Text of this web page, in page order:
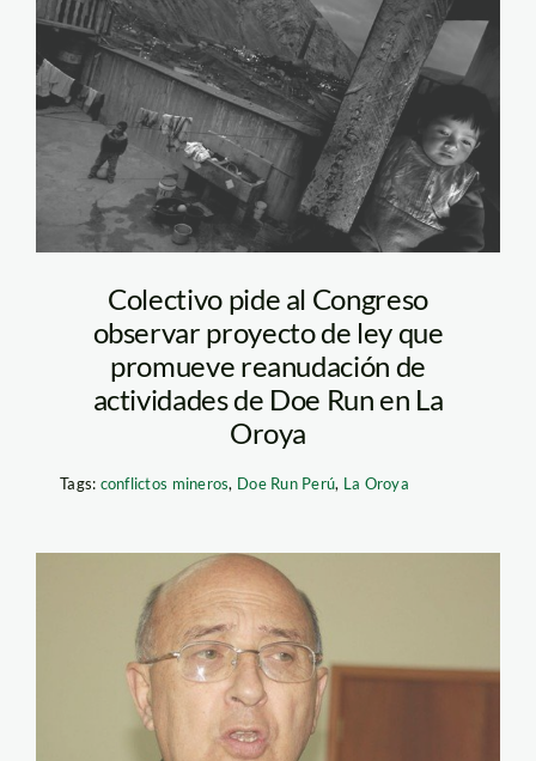
la_oroya_michael_mullday
Colectivo pide al Congreso
observar proyecto de ley que
promueve reanudación de
actividades de Doe Run en La
Oroya
Tags: conflictos mineros, Doe Run Perú, La Oroya
monsenor-pedro-
barreto-doe
run_Correo